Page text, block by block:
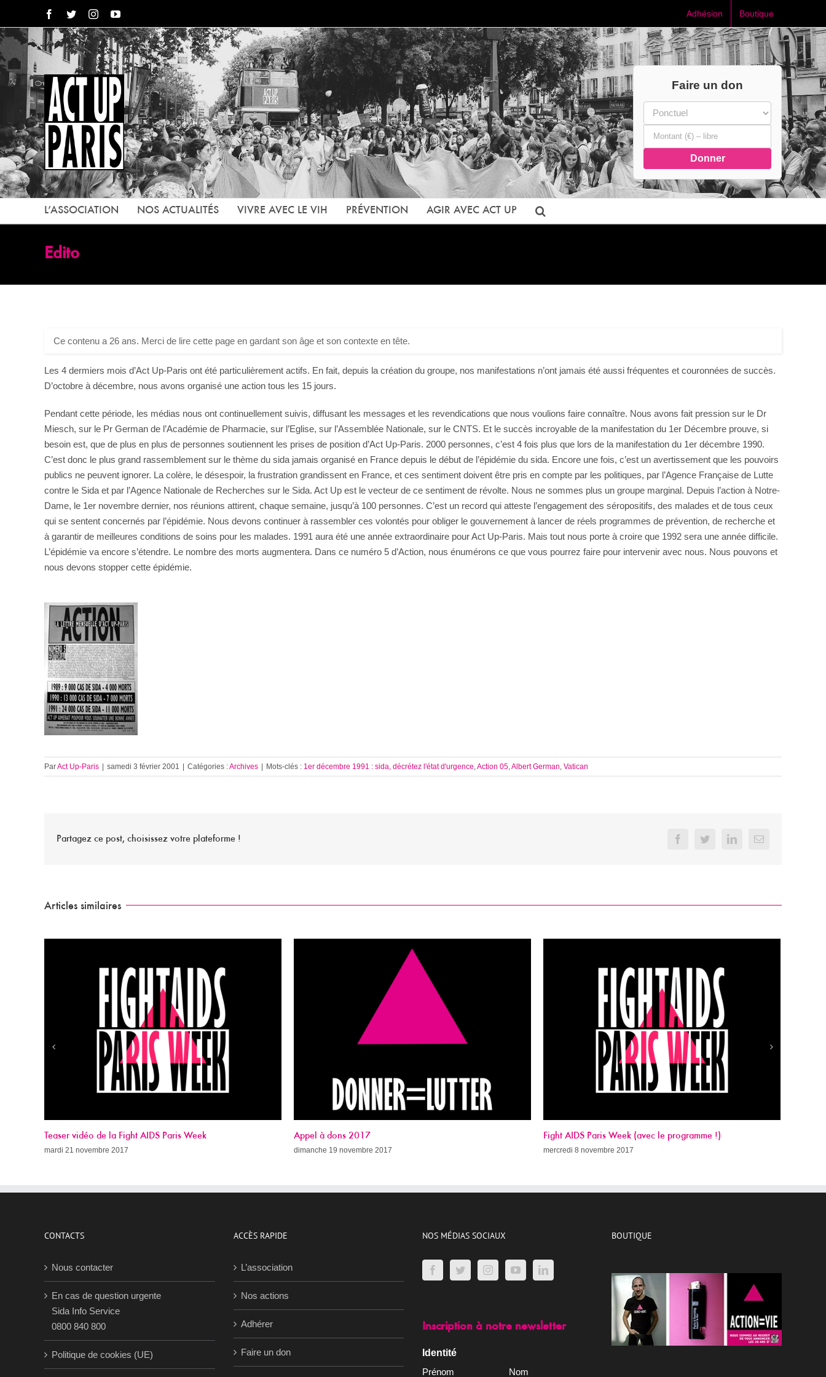
contenu
Facebook
TwitterInstagramYouTube Adhésion Boutique
Faire un don
Donner
L’ASSOCIATION NOS ACTUALITÉS VIVRE AVEC LE VIH PRÉVENTION AGIR AVEC ACT UP
Edito
Ce contenu a 26 ans. Merci de lire cette page en gardant son âge et son contexte en tête.
Les 4 dermiers mois d’Act Up-Paris ont été particulièrement actifs. En fait, depuis la création du groupe, nos manifestations n’ont jamais été aussi fréquentes et couronnées de succès.
D’octobre à décembre, nous avons organisé une action tous les 15 jours.
Pendant cette période, les médias nous ont continuellement suivis, diffusant les messages et les revendications que nous voulions faire connaître. Nous avons fait pression sur le Dr
Miesch, sur le Pr German de l’Académie de Pharmacie, sur l’Eglise, sur l’Assemblée Nationale, sur le CNTS. Et le succès incroyable de la manifestation du 1er Décembre prouve, si
besoin est, que de plus en plus de personnes soutiennent les prises de position d’Act Up-Paris. 2000 personnes, c’est 4 fois plus que lors de la manifestation du 1er décembre 1990.
C’est donc le plus grand rassemblement sur le thème du sida jamais organisé en France depuis le début de l’épidémie du sida. Encore une fois, c’est un avertissement que les pouvoirs
publics ne peuvent ignorer. La colère, le désespoir, la frustration grandissent en France, et ces sentiment doivent être pris en compte par les politiques, par l’Agence Française de Lutte
contre le Sida et par l’Agence Nationale de Recherches sur le Sida. Act Up est le vecteur de ce sentiment de révolte. Nous ne sommes plus un groupe marginal. Depuis l’action à Notre-
Dame, le 1er novembre dernier, nos réunions attirent, chaque semaine, jusqu’à 100 personnes. C’est un record qui atteste l’engagement des séropositifs, des malades et de tous ceux
qui se sentent concernés par l’épidémie. Nous devons continuer à rassembler ces volontés pour obliger le gouvernement à lancer de réels programmes de prévention, de recherche et
à garantir de meilleures conditions de soins pour les malades. 1991 aura été une année extraordinaire pour Act Up-Paris. Mais tout nous porte à croire que 1992 sera une année difficile.
L’épidémie va encore s’étendre. Le nombre des morts augmentera. Dans ce numéro 5 d’Action, nous énumérons ce que vous pourrez faire pour intervenir avec nous. Nous pouvons et
nous devons stopper cette épidémie.
ParAct Up-Paris | samedi 3 février 2001 | Catégories :Archives | Mots-clés : 1er décembre 1991 : sida, décrétez l'état d'urgence Action 05 Albert German Vatican
Partagez ce post, choisissez votre plateforme ! FacebookTwitterLinkedInEmail
Articles similaires
Appel à dons 2017
dimanche 19 novembre 2017
Fight AIDS Paris Week (avec le programme !)
mercredi 8 novembre 2017
Sida, c’est quand qu’on guérit ?
mercredi 8 novembre 2017
CONTACTS
Nous contacter
En cas de question urgente
Sida Info Service
0800 840 800
Politique de cookies (UE)
ACCÈS RAPIDE
L’association
Nos actions
Adhérer
Faire un don
NOS MÉDIAS SOCIAUX
Inscription à notre newsletter
Identité
Prénom
Nom
BOUTIQUE